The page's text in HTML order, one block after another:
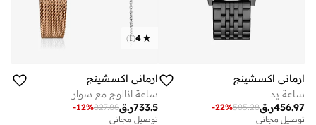
ارماني اكسشينج
ساعة يد
ر.ق456.97
585.28
-22%
توصيل مجاني
4
(
1
)
ارماني اكسشينج
ساعة انالوج مع سوار
ر.ق733.5
827.88
-12%
توصيل مجاني